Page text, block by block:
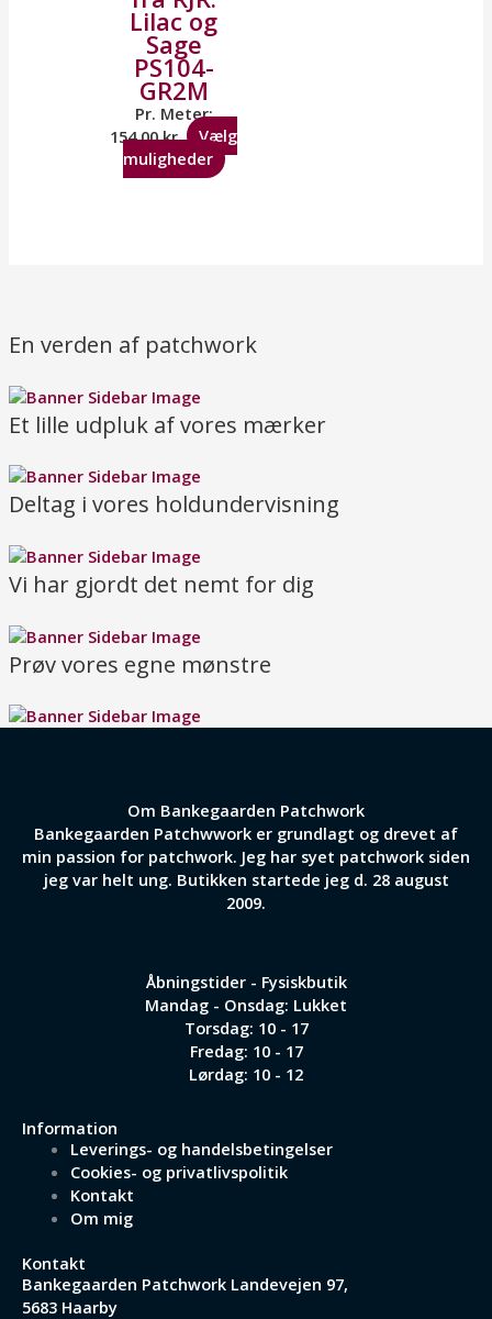
Lilac og
Sage
PS104-
GR2M
Pr. Meter:
154,00kr.
Vælg
muligheder
En verden af patchwork
Et lille udpluk af vores mærker
Deltag i vores holdundervisning
Vi har gjordt det nemt for dig
Prøv vores egne mønstre
Om Bankegaarden Patchwork
Bankegaarden Patchwwork er grundlagt og drevet af
min passion for patchwork. Jeg har syet patchwork siden
jeg var helt ung. Butikken startede jeg d. 28 august
2009.
Åbningstider - Fysiskbutik
Mandag - Onsdag: Lukket
Torsdag: 10 - 17
Fredag: 10 - 17
Lørdag: 10 - 12
Information
Leverings- og handelsbetingelser
Cookies- og privatlivspolitik
Kontakt
Om mig
Kontakt
Bankegaarden Patchwork Landevejen 97,
5683 Haarby